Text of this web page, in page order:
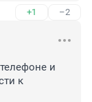
+1 –2
и
к